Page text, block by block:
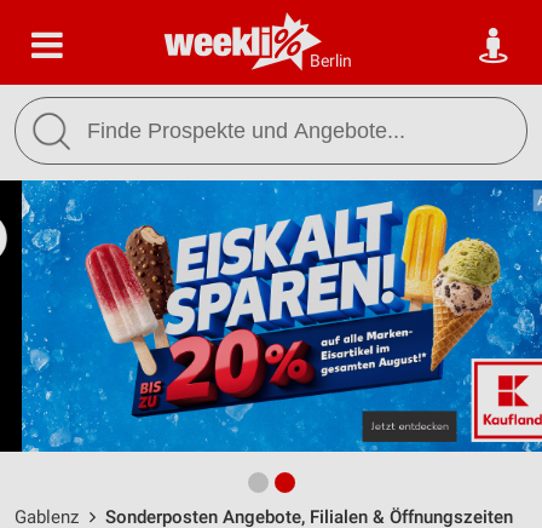
Berlin
Gablenz Sonderposten Angebote, Filialen & Öffnungszeiten